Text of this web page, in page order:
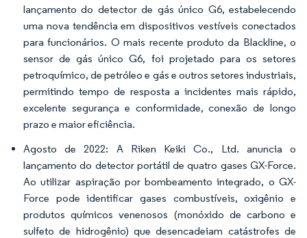
lançamento do detector de gás único G6, estabelecendo
uma nova tendência em dispositivos vestíveis conectados
para funcionários. O mais recente produto da Blackline, o
sensor de gás único G6, foi projetado para os setores
petroquímico, de petróleo e gás e outros setores industriais,
permitindo tempo de resposta a incidentes mais rápido,
excelente segurança e conformidade, conexão de longo
prazo e maior eficiência.
Agosto de 2022: A Riken Keiki Co., Ltd. anuncia o
lançamento do detector portátil de quatro gases GX-Force.
Ao utilizar aspiração por bombeamento integrado, o GX-
Force pode identificar gases combustíveis, oxigênio e
produtos químicos venenosos (monóxido de carbono e
sulfeto de hidrogênio) que desencadeiam catástrofes de